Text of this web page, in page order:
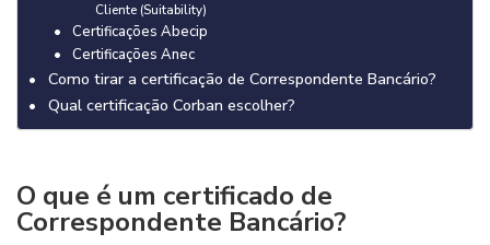
Cliente (Suitability)
Certificações Abecip
Certificações Anec
Como tirar a certificação de Correspondente Bancário?
Qual certificação Corban escolher?
O que é um certificado de
Correspondente Bancário?